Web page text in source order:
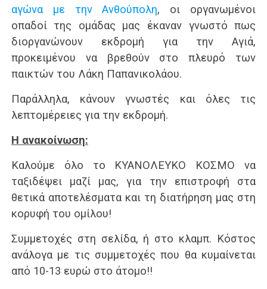
αγώνα με την Ανθούπολη, οι οργανωμένοι
οπαδοί της ομάδας μας έκαναν γνωστό πως
διοργανώνουν εκδρομή για την Αγιά,
προκειμένου να βρεθούν στο πλευρό των
παικτών του Λάκη Παπανικολάου.
Παράλληλα, κάνουν γνωστές και όλες τις
λεπτομέρειες για την εκδρομή.
Η ανακοίνωση:
Καλούμε όλο το ΚΥΑΝΟΛΕΥΚΟ ΚΟΣΜΟ να
ταξιδέψει μαζί μας, για την επιστροφή στα
θετικά αποτελέσματα και τη διατήρηση μας στη
κορυφή του ομίλου!
Συμμετοχές στη σελίδα, ή στο κλαμπ. Κόστος
ανάλογα με τις συμμετοχές που θα κυμαίνεται
από 10-13 ευρώ στο άτομο!!